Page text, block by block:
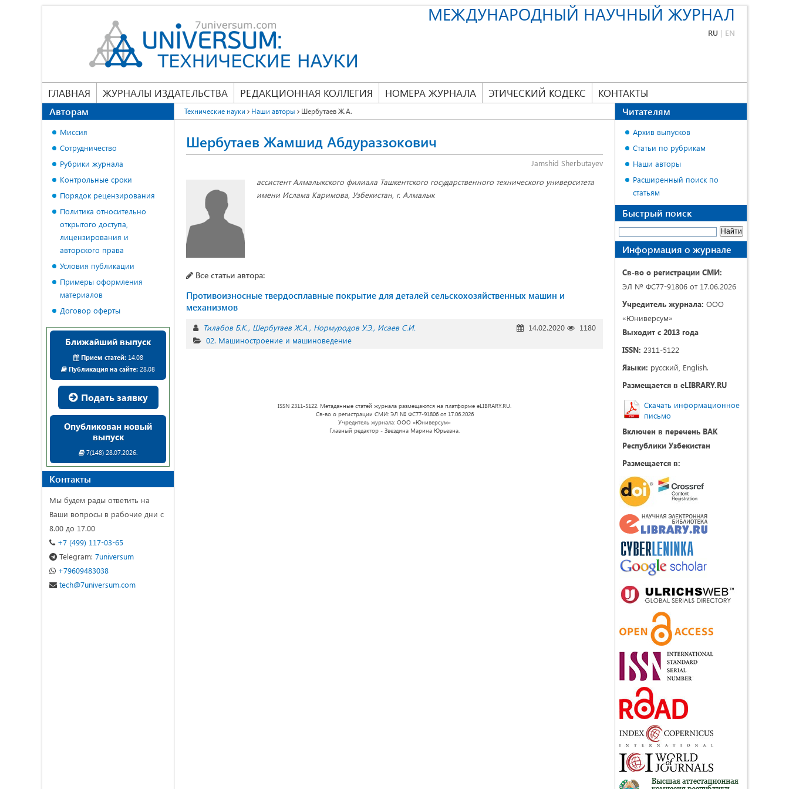
МЕЖДУНАРОДНЫЙ НАУЧНЫЙ ЖУРНАЛ
RU | EN
ГЛАВНАЯ ЖУРНАЛЫ ИЗДАТЕЛЬСТВА РЕДАКЦИОННАЯ КОЛЛЕГИЯ НОМЕРА ЖУРНАЛА ЭТИЧЕСКИЙ КОДЕКС КОНТАКТЫ
Технические науки Наши авторы Шербутаев Ж.А.
Шербутаев Жамшид Абдураззокович
Jamshid Sherbutayev
ассистент Алмалыкского филиала Ташкентского государственного технического университета
имени Ислама Каримова, Узбекистан, г. Алмалык
Все статьи автора:
Противоизносные твердосплавные покрытие для деталей сельскохозяйственных машин и
механизмов
Тилабов Б.К. Шербутаев Ж.А. Нормуродов У.Э. Исаев С.И. 14.02.2020
1180
02. Машиностроение и машиноведение
ISSN 2311-5122. Метаданные статей журнала размещаются на платформе eLIBRARY.RU.
Св-во о регистрации СМИ: ЭЛ № ФС77-91806 от 17.06.2026
Учредитель журнала: ООО «Юниверсум»
Главный редактор - Звездина Марина Юрьевна.
Авторам
Миссия
Сотрудничество
Рубрики журнала
Контрольные сроки
Порядок рецензирования
Политика относительно
открытого доступа,
лицензирования и
авторского права
Условия публикации
Примеры оформления
материалов
Договор оферты
Ближайший выпуск
Прием статей:14.08
Публикация на сайте: 28.08
Подать заявку
Опубликован новый
выпуск
7(148) 28.07.2026.
Контакты
Мы будем рады ответить на
Ваши вопросы в рабочие дни с
8.00 до 17.00
+7 (499) 117-03-65
Telegram: 7universum
+79609483038
tech@7universum.com
Читателям
Архив выпусков
Статьи по рубрикам
Наши авторы
Расширенный поиск по
статьям
Быстрый поиск
Информация о журнале
Св-во о регистрации СМИ:
ЭЛ № ФС77-91806 от 17.06.2026
Учредитель журнала: ООО
«Юниверсум»
Выходит с 2013 года
ISSN: 2311-5122
Языки: русский, English.
Размещается в eLIBRARY.RU
Скачать информационное
письмо
Включен в перечень ВАК
Республики Узбекистан
Размещается в: